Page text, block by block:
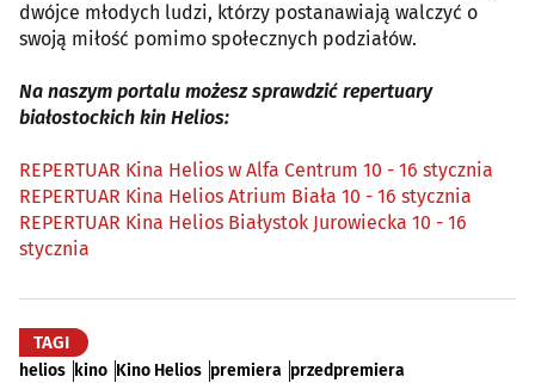
dwójce młodych ludzi, którzy postanawiają walczyć o
swoją miłość pomimo społecznych podziałów.
Na naszym portalu możesz sprawdzić repertuary
białostockich kin Helios:
REPERTUAR Kina Helios w Alfa Centrum 10 - 16 stycznia
REPERTUAR Kina Helios Atrium Biała 10 - 16 stycznia
REPERTUAR Kina Helios Białystok Jurowiecka 10 - 16
stycznia
TAGI
helios kino Kino Helios premiera przedpremiera